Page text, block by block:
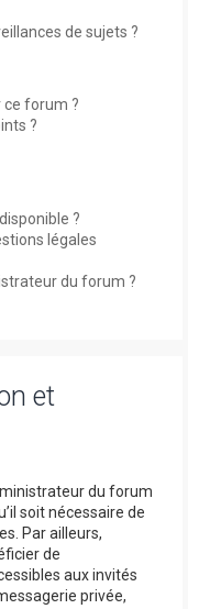
de sujets ?
ce forum ?
?
?
légales
du forum ?
et
du forum
soit nécessaire de
Par ailleurs,
de
aux invités
privée,